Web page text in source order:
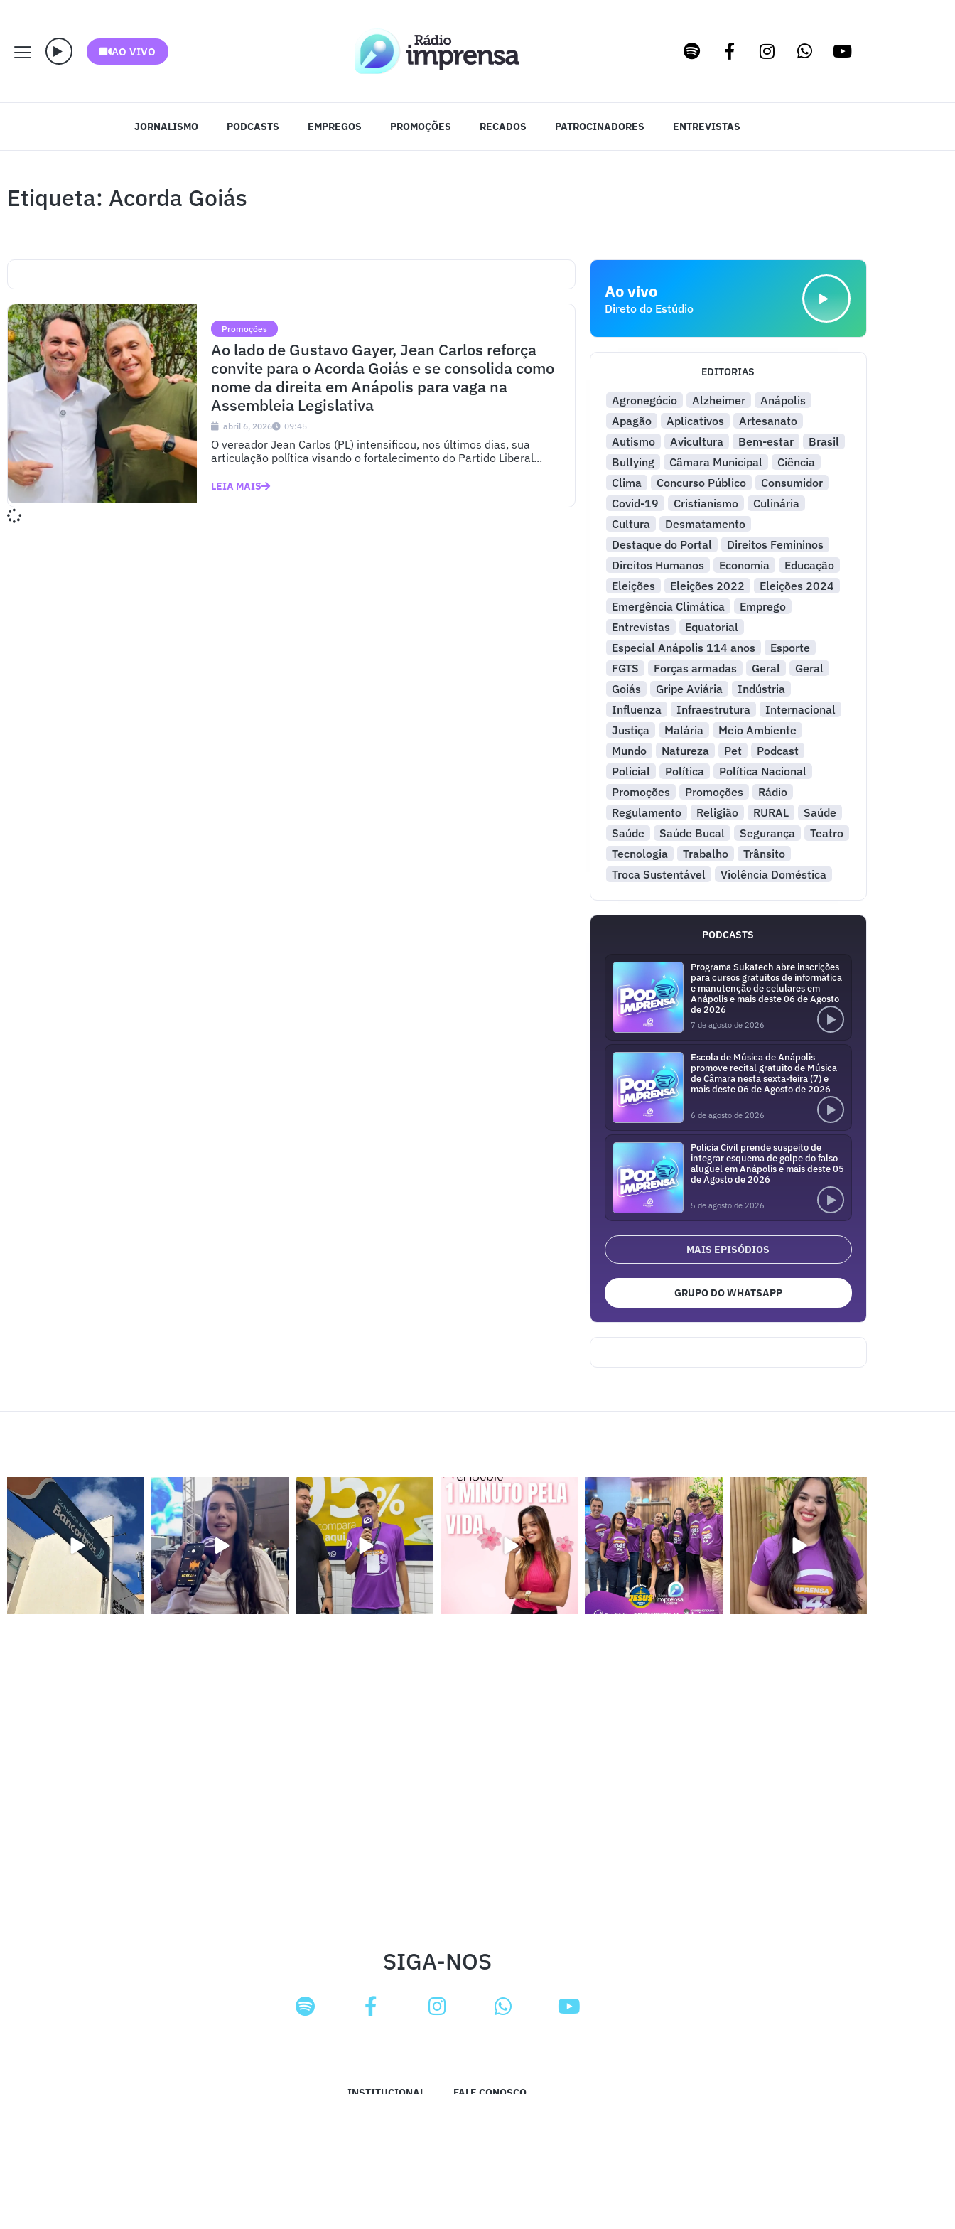
AO VIVO
JORNALISMO PODCASTS EMPREGOS PROMOÇÕES RECADOS PATROCINADORES ENTREVISTAS
Etiqueta: Acorda Goiás
Promoções
Ao lado de Gustavo Gayer, Jean Carlos reforça
convite para o Acorda Goiás e se consolida como
nome da direita em Anápolis para vaga na
Assembleia Legislativa
abril 6, 2026 09:45
O vereador Jean Carlos (PL) intensificou, nos últimos dias, sua
articulação política visando o fortalecimento do Partido Liberal...
LEIA MAIS
Ao vivo
Direto do Estúdio
EDITORIAS
Agronegócio Alzheimer
Anápolis
Apagão
Aplicativos
Artesanato
Autismo
Avicultura Bem-estar
Brasil
Bullying
Câmara Municipal
Ciência
Clima
Concurso Público
Consumidor
Covid-19
Cristianismo
Culinária
Cultura
Desmatamento
Destaque do Portal
Direitos Femininos
Direitos Humanos
Economia
Educação
Eleições
Eleições 2022
Eleições 2024
Emergência Climática
Emprego
Entrevistas
Equatorial
Especial Anápolis 114 anos
Esporte
FGTS
Forças armadas Geral
Geral
Goiás
Gripe Aviária
Indústria
Influenza
Infraestrutura
Internacional
Justiça
Malária
Meio Ambiente
Mundo
Natureza Pet
Podcast
Policial
Política
Política Nacional
Promoções
Promoções
Rádio
Regulamento
Religião RURAL
Saúde
Saúde
Saúde Bucal Segurança
Teatro
Tecnologia
Trabalho
Trânsito
Troca Sustentável
Violência Doméstica
PODCASTS
Programa Sukatech abre inscrições
para cursos gratuitos de informática
e manutenção de celulares em
Anápolis e mais deste 06 de Agosto
de 2026
7 de agosto de 2026
Escola de Música de Anápolis
promove recital gratuito de Música
de Câmara nesta sexta-feira (7) e
mais deste 06 de Agosto de 2026
6 de agosto de 2026
Polícia Civil prende suspeito de
integrar esquema de golpe do falso
aluguel em Anápolis e mais deste 05
de Agosto de 2026
5 de agosto de 2026
MAIS EPISÓDIOS
GRUPO DO WHATSAPP
SIGA-NOS
INSTITUCIONAL FALE CONOSCO